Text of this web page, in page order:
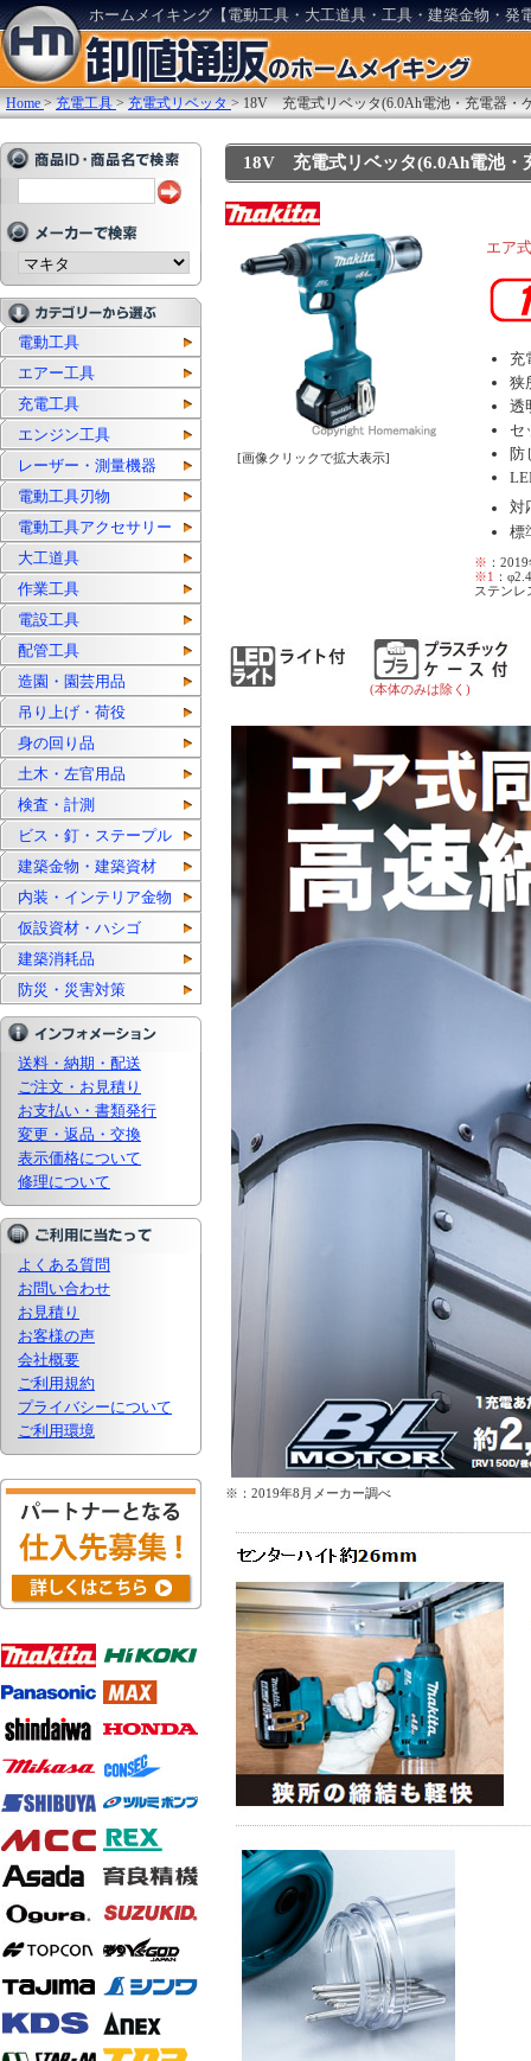
ホームメイキング【電動工具・大工道具・工具・建築金物・発
Home >充電工具 >充電式リベッタ >18V 充電式リベッタ(6.0Ah電池・充電器・
電動工具
エアー工具
充電工具
エンジン工具
レーザー・測量機器
電動工具刃物
電動工具アクセサリー
大工道具
作業工具
電設工具
配管工具
造園・園芸用品
吊り上げ・荷役
身の回り品
土木・左官用品
検査・計測
ビス・釘・ステープル
建築金物・建築資材
内装・インテリア金物
仮設資材・ハシゴ
建築消耗品
防災・災害対策
送料・納期・配送
ご注文・お見積り
お支払い・書類発行
変更・返品・交換
表示価格について
修理について
よくある質問
お問い合わせ
お見積り
お客様の声
会社概要
ご利用規約
プライバシーについて
ご利用環境
18V 充電式リベッタ(6.0Ah電池・
[画像クリックで拡大表示]
エア
充
狭
透
セ
防
対
標
※ ：
※1
：
ステンレ
(本体のみは除く)
※：2019年8月メーカー調べ